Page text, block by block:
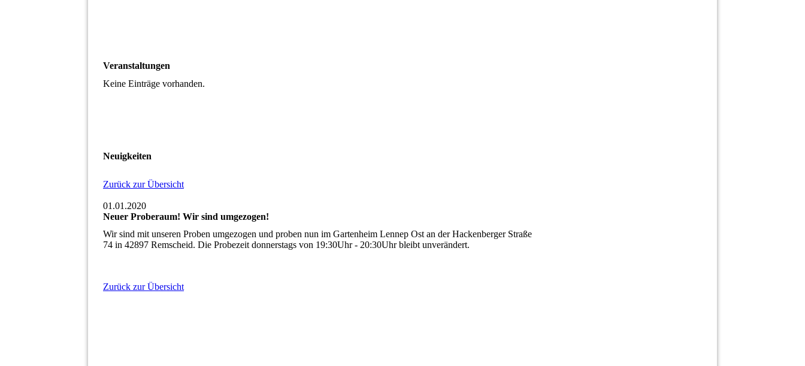
Veranstaltungen
Keine Einträge vorhanden.
Neuigkeiten
Zurück zur Übersicht
01.01.2020
Neuer Proberaum! Wir sind umgezogen!
Wir sind mit unseren Proben umgezogen und proben nun im Gartenheim Lennep Ost an der Hackenberger Straße
74 in 42897 Remscheid. Die Probezeit donnerstags von 19:30Uhr - 20:30Uhr bleibt unverändert.
Zurück zur Übersicht